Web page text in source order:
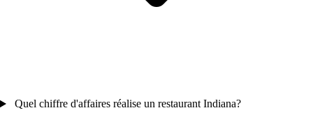
Quel chiffre d'affaires réalise un restaurant Indiana?